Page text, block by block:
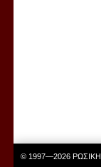
© 1997—2026